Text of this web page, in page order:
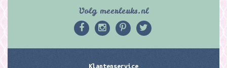
Volg meerleuks.nl
Klantenservice